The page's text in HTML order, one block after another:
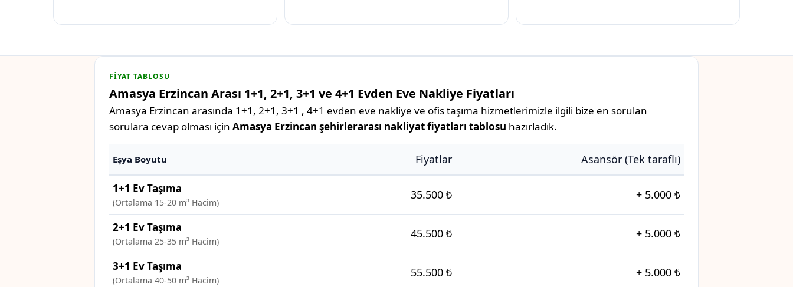
FIYAT TABLOSU
Amasya Erzincan Arası 1+1, 2+1, 3+1 ve 4+1 Evden Eve Nakliye Fiyatları
Amasya Erzincan arasında 1+1, 2+1, 3+1 , 4+1 evden eve nakliye ve ofis taşıma hizmetlerimizle ilgili bize en sorulan
sorulara cevap olması için Amasya Erzincan şehirlerarası nakliyat fiyatları tablosu hazırladık.
Eşya Boyutu Fiyatlar Asansör (Tek taraflı)
1+1 Ev Taşıma
(Ortalama 15-20 m³ Hacim)
35.500 ₺ + 5.000 ₺
2+1 Ev Taşıma
(Ortalama 25-35 m³ Hacim)
45.500 ₺ + 5.000 ₺
3+1 Ev Taşıma
(Ortalama 40-50 m³ Hacim)
55.500 ₺ + 5.000 ₺